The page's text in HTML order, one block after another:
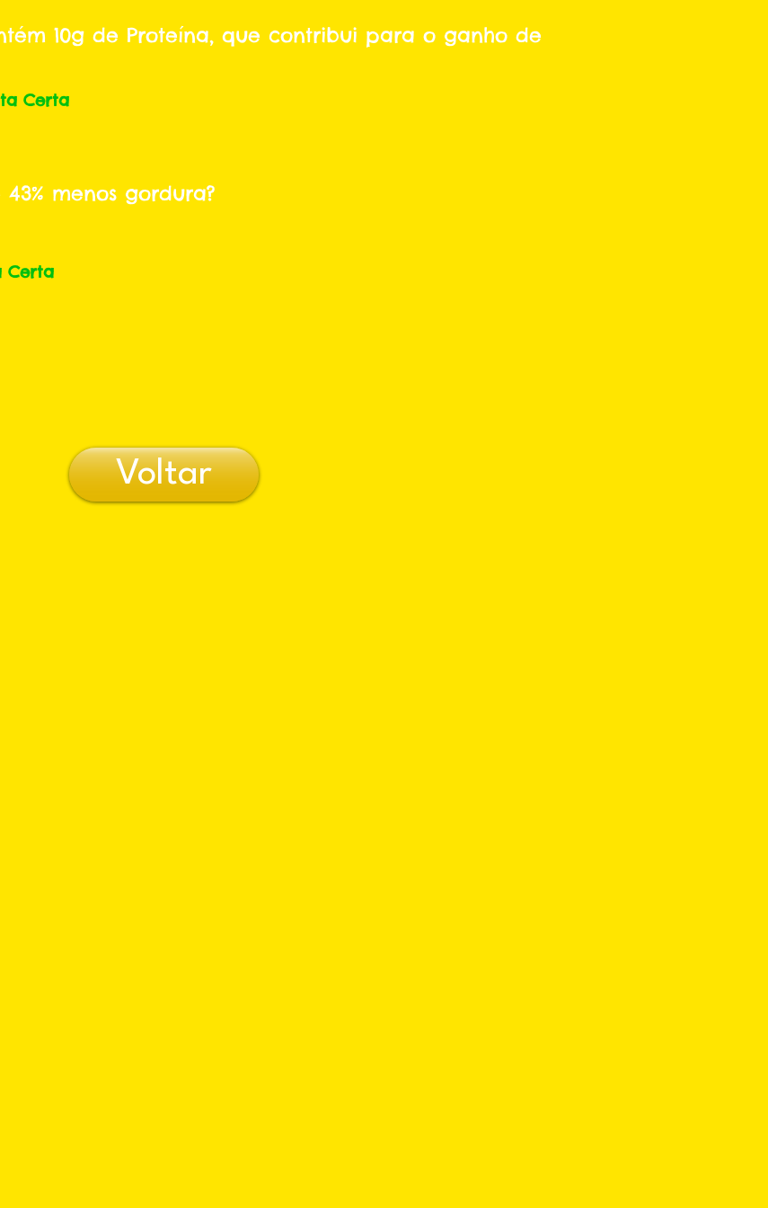
10g de Proteína, que contribui para o ganho de
Certa
menos gordura?
Certa
Voltar